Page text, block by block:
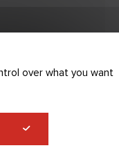
over what you want